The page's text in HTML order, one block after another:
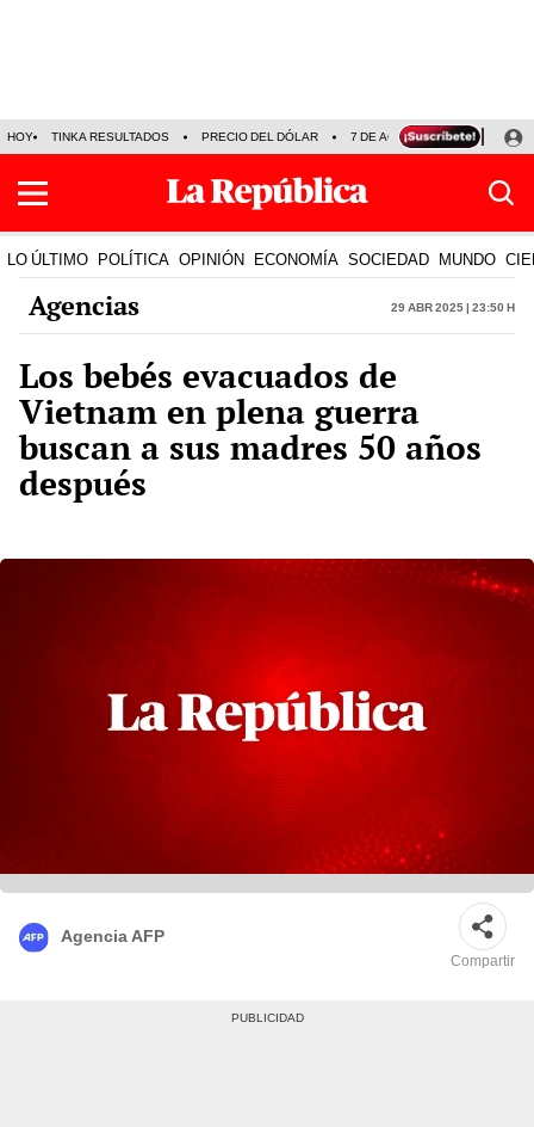
HOY TINKA RESULTADOS PRECIO DEL DÓLAR 7 DE AGOSTO OLLANTA
LO ÚLTIMO POLÍTICA OPINIÓN ECONOMÍA SOCIEDAD MUNDO
Agencias 29 Abr 2025 | 23:50 h
Los bebés evacuados de
Vietnam en plena guerra
buscan a sus madres 50 años
después
Agencia AFP
Compartir